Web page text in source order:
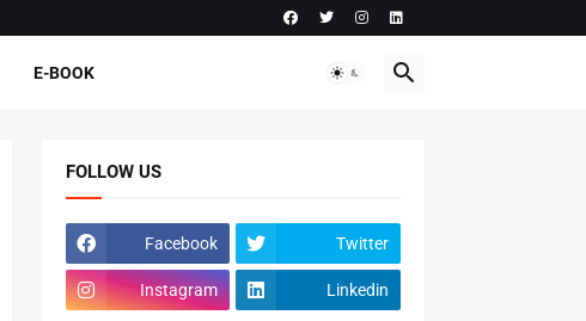
E-BOOK
FOLLOW US
Facebook Twitter
Instagram Linkedin